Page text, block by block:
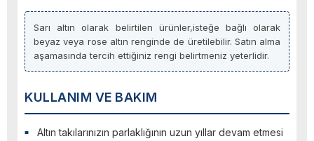
Sarı altın olarak belirtilen ürünler,isteğe bağlı olarak
beyaz veya rose altın renginde de üretilebilir. Satın alma
aşamasında tercih ettiğiniz rengi belirtmeniz yeterlidir.
KULLANIM VE BAKIM
Altın takılarınızın parlaklığının uzun yıllar devam etmesi